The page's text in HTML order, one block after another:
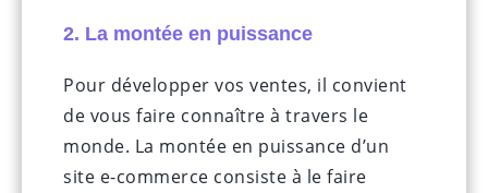
2. La montée en puissance
Pour développer vos ventes, il convient
de vous faire connaître à travers le
monde. La montée en puissance d’un
site e-commerce consiste à le faire